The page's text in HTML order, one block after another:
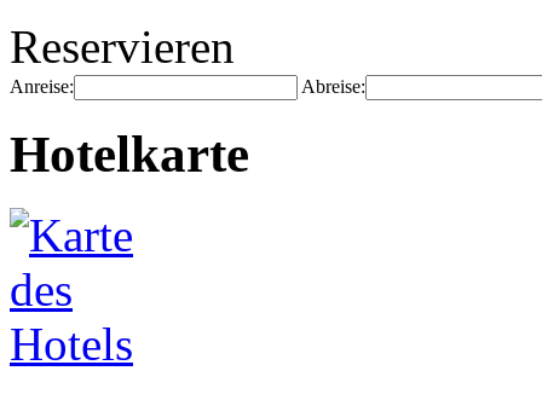
Reservieren
Anreise: Abreise:
Hotelkarte